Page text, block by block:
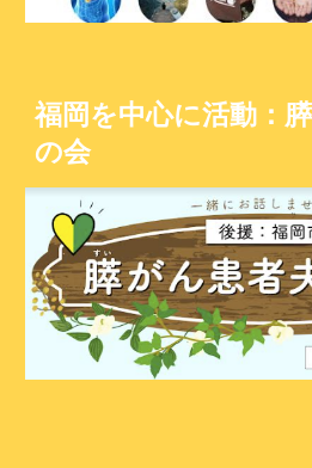
福岡を中心に活動：
の会